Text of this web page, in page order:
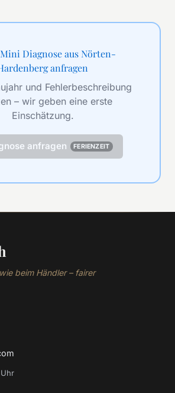
Diagnose aus Nörten-
anfragen
und Fehlerbeschreibung
– wir geben eine erste
Einschätzung.
anfragen FERIENZEIT
beim Händler – fairer